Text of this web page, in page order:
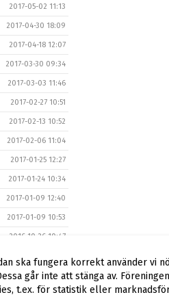
2017-05-02 11:13
2017-04-30 18:09
2017-04-18 12:07
2017-03-30 09:34
2017-03-03 11:46
2017-02-27 10:51
2017-02-13 10:52
2017-02-06 11:04
2017-01-25 12:27
2017-01-24 10:34
2017-01-09 12:40
2017-01-09 10:53
2016-10-26 10:47
2016-09-14 12:04
2016-08-10 12:36
ska fungera korrekt använder vi
går inte att stänga av.
t.ex. för statistik eller